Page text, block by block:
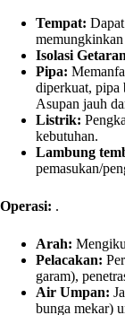
Tempat:
Isolasi
Pipa:
diperkuat, pipa
Asupan jauh
Listrik:
kebutuhan.
Lambung
pemasukan/
Operasi: .
Arah:
Pelacakan:
garam),
Air Umpan:
bunga mekar)